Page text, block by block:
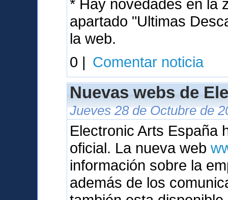
* Hay novedades en la
apartado "Ultimas
la web.
0 | Comentar noticia
Nuevas webs de
Jueves 28 de Octubre de
Electronic Arts España
oficial. La nueva web
información sobre la
además de los